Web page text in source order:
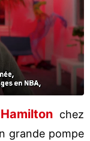
chez
grande pompe